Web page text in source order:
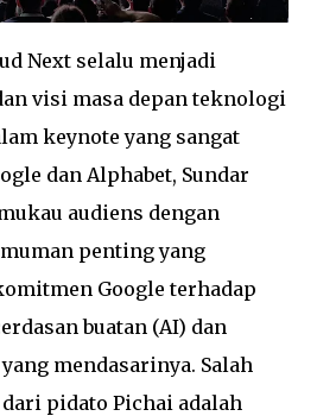
Next selalu menjadi
visi masa depan teknologi
keynote yang sangat
dan Alphabet, Sundar
audiens dengan
penting yang
Google terhadap
buatan (AI) dan
mendasarinya. Salah
pidato Pichai adalah